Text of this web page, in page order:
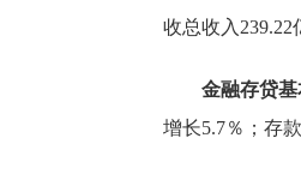
收总收入239.22
金融存贷基
增长5.7％ ； 存